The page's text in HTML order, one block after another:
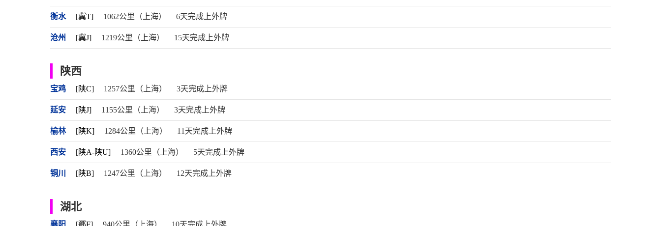
衡水 [冀T] 1062公里（上海） 6天完成上外牌
沧州 [冀J] 1219公里（上海） 15天完成上外牌
陕西
宝鸡 [陕C] 1257公里（上海） 3天完成上外牌
延安 [陕J] 1155公里（上海） 3天完成上外牌
榆林 [陕K] 1284公里（上海） 11天完成上外牌
西安 [陕A-陕U] 1360公里（上海） 5天完成上外牌
铜川 [陕B] 1247公里（上海） 12天完成上外牌
湖北
襄阳 [鄂F] 940公里（上海） 10天完成上外牌